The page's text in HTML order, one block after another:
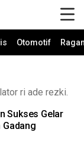
Otomotif
ri ade rezki.
Sukses Gelar
Gadang